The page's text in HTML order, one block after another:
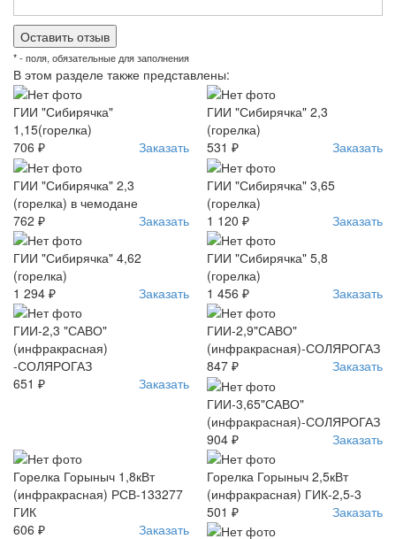
* - поля, обязательные для заполнения
В этом разделе также представлены:
ГИИ "Сибирячка"
1,15(горелка)
706 ₽
Заказать
ГИИ "Сибирячка" 2,3
(горелка)
531 ₽
Заказать
ГИИ "Сибирячка" 2,3
(горелка) в чемодане
762 ₽
Заказать
ГИИ "Сибирячка" 3,65
(горелка)
1 120 ₽
Заказать
ГИИ "Сибирячка" 4,62
(горелка)
1 294 ₽
Заказать
ГИИ "Сибирячка" 5,8
(горелка)
1 456 ₽
Заказать
ГИИ-2,3 "САВО"
(инфракрасная)
-СОЛЯРОГАЗ
651 ₽
Заказать
ГИИ-2,9"САВО"
(инфракрасная)-СОЛЯРОГАЗ
847 ₽
Заказать
ГИИ-3,65"САВО"
(инфракрасная)-СОЛЯРОГАЗ
904 ₽
Заказать
Горелка Горыныч 1,8кВт
(инфракрасная) РСВ-133277
ГИК
606 ₽
Заказать
Горелка Горыныч 2,5кВт
(инфракрасная) ГИК-2,5-3
501 ₽
Заказать